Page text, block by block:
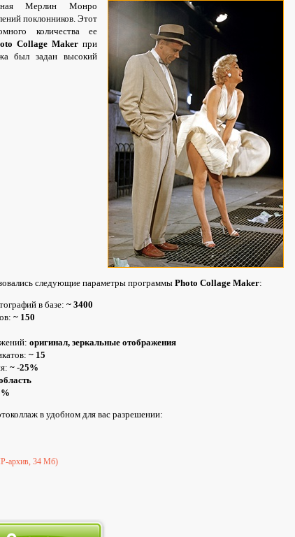
Мерлин Монро
поклонников. Этот
количества ее
Collage Maker при
был задан высокий
следующие параметры программы Photo Collage Maker:
в базе: ~ 3400
~ 150
оригинал, зеркальные отображения
~ 15
~ -25%
в удобном для вас разрешении:
архив, 34 Мб)